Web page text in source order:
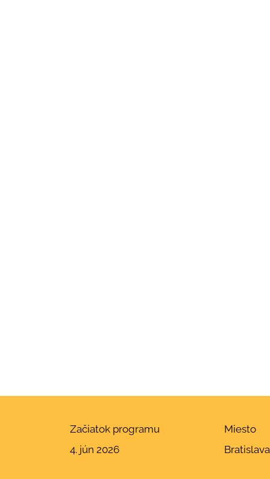
Začiatok programu
4. jún 2026
Miesto
Bratislava